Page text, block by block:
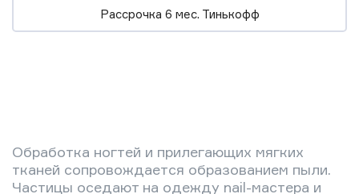
Рассрочка 6 мес. Тинькофф
Обработка ногтей и прилегающих мягких
тканей сопровождается образованием пыли.
Частицы оседают на одежду nail-мастера и